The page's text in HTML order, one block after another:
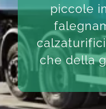
piccole
che della